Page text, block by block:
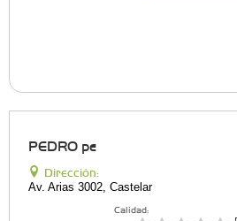
PEDRO pe
Dirección:
Av. Arias 3002, Castelar
Calidad: